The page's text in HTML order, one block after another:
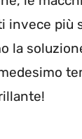
invece più
la